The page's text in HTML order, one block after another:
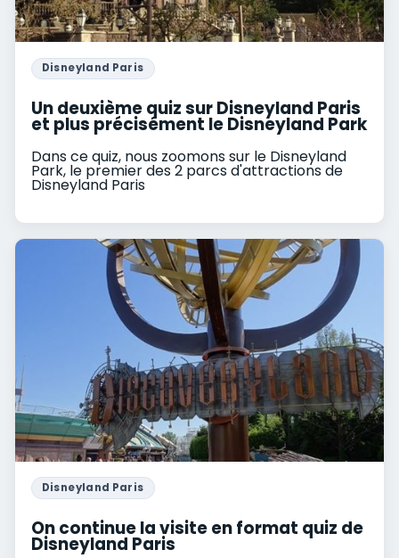
Disneyland Paris
Un deuxième quiz sur Disneyland Paris
et plus précisément le Disneyland Park
Dans ce quiz, nous zoomons sur le Disneyland
Park, le premier des 2 parcs d'attractions de
Disneyland Paris
Disneyland Paris
On continue la visite en format quiz de
Disneyland Paris